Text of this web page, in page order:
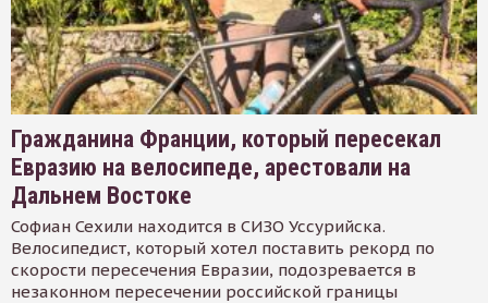
Гражданина Франции, который пересекал
Евразию на велосипеде, арестовали на
Дальнем Востоке
Софиан Сехили находится в СИЗО Уссурийска.
Велосипедист, который хотел поставить рекорд по
скорости пересечения Евразии, подозревается в
незаконном пересечении российской границы